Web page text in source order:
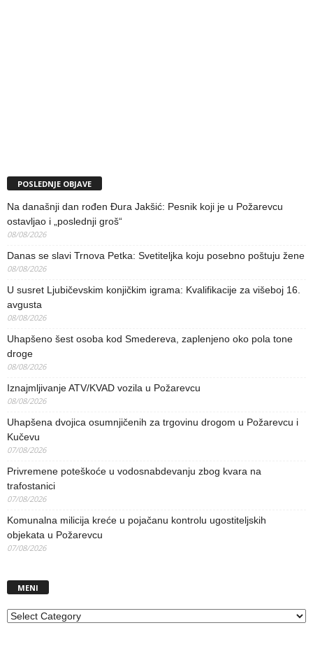
POSLEDNJE OBJAVE
Na današnji dan rođen Đura Jakšić: Pesnik koji je u Požarevcu
ostavljao i „poslednji groš“
08/08/2026
Danas se slavi Trnova Petka: Svetiteljka koju posebno poštuju žene
08/08/2026
U susret Ljubičevskim konjičkim igrama: Kvalifikacije za višeboj 16.
avgusta
08/08/2026
Uhapšeno šest osoba kod Smedereva, zaplenjeno oko pola tone
droge
08/08/2026
Iznajmljivanje ATV/KVAD vozila u Požarevcu
08/08/2026
Uhapšena dvojica osumnjičenih za trgovinu drogom u Požarevcu i
Kučevu
07/08/2026
Privremene poteškoće u vodosnabdevanju zbog kvara na
trafostanici
07/08/2026
Komunalna milicija kreće u pojačanu kontrolu ugostiteljskih
objekata u Požarevcu
07/08/2026
MENI
MENI